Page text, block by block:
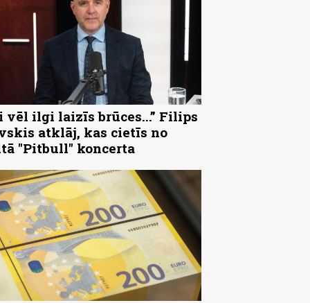
vēl ilgi laizīs brūces...” Filips
atklāj, kas cietīs no
"Pitbull" koncerta